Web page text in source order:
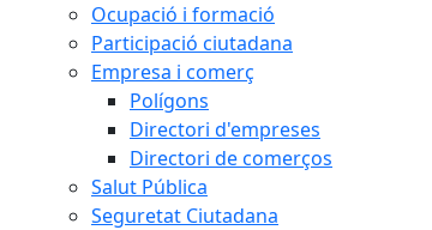
Ocupació i formació
Participació ciutadana
Empresa i comerç
Polígons
Directori d'empreses
Directori de comerços
Salut Pública
Seguretat Ciutadana